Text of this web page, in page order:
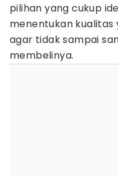
pilihan yang cukup
menentukan kualitas
agar tidak sampai
membelinya.